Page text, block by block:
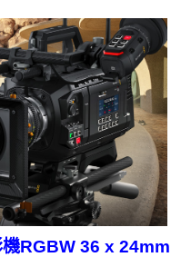
RGBW 36 x 24mm